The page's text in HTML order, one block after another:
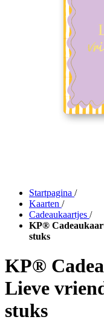
Startpagina /
Kaarten /
Cadeaukaartjes /
KP®
stuks
KP®
Lieve
stuks